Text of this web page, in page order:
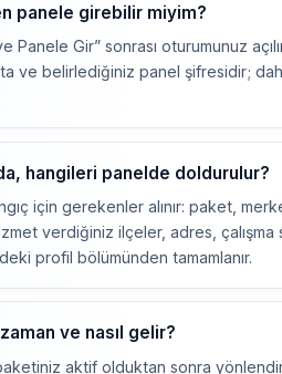
panele girebilir miyim?
Panele Gir” sonrası oturumunuz
ve belirlediğiniz panel şifresidir;
hangileri panelde doldurulur?
için gerekenler alınır: paket,
verdiğiniz ilçeler, adres, çalışma
profil bölümünden tamamlanır.
ve nasıl gelir?
aktif olduktan sonra